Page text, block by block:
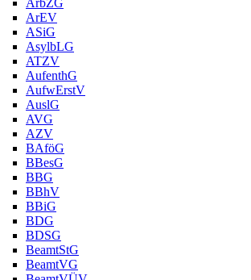
ArEV
ASiG
AsylbLG
ATZV
AufenthG
AufwErstV
AuslG
AVG
AZV
BAföG
BBesG
BBG
BBhV
BBiG
BDG
BDSG
BeamtStG
BeamtVG